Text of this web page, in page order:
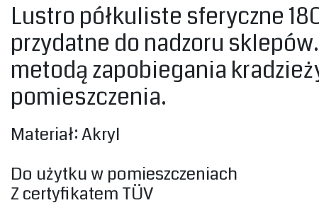
Lustro półkuliste sferyczne
przydatne do nadzoru
metodą zapobiegania
pomieszczenia. ‎
‎Materiał: Akryl‎
Do użytku‎ w pomieszczeniach
Z certyfikatem TÜV‎